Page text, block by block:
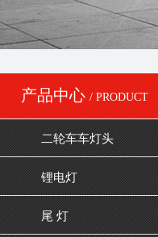
产品中心 / PRODUCT
二轮车车灯头
锂电灯
尾 灯